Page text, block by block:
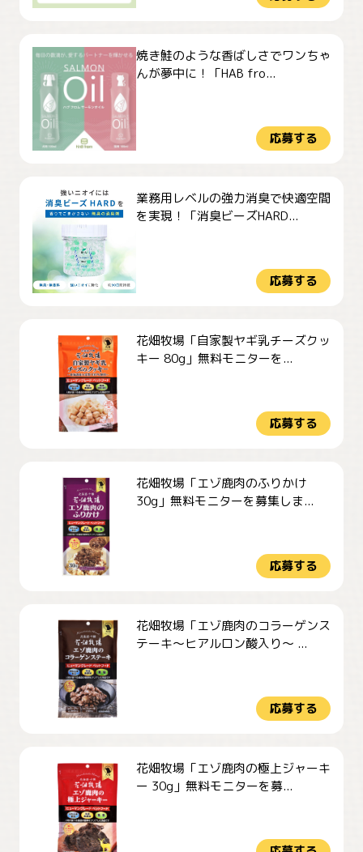
焼き鮭のような香ばしさでワンちゃ
んが夢中に！「HAB fro...
応募する
業務用レベルの強力消臭で快適空間
を実現！「消臭ビーズHARD...
応募する
花畑牧場「自家製ヤギ乳チーズクッ
キー 80g」無料モニターを...
応募する
花畑牧場「エゾ鹿肉のふりかけ
30g」無料モニターを募集しま...
応募する
花畑牧場「エゾ鹿肉のコラーゲンス
テーキ～ヒアルロン酸入り～ ...
応募する
花畑牧場「エゾ鹿肉の極上ジャーキ
ー 30g」無料モニターを募...